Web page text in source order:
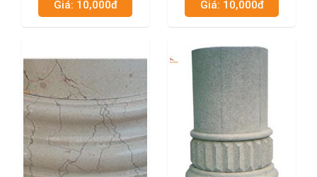
Giá: 10,000đ
Giá: 10,000đ